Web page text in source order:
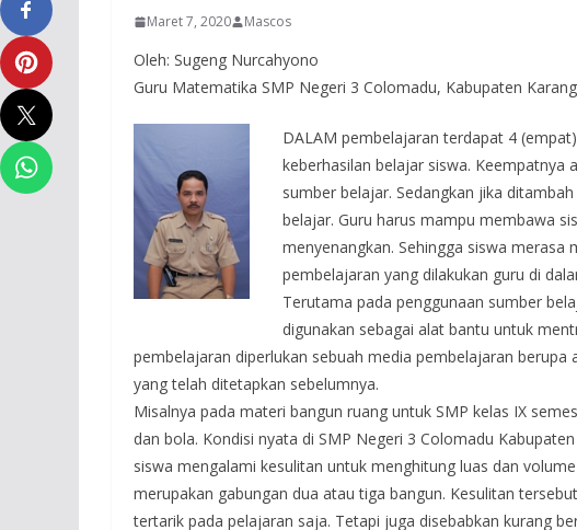
Maret 7, 2020 Mascos
Oleh: Sugeng Nurcahyono
Guru Matematika SMP Negeri 3 Colomadu, Kabupaten
DALAM pembelajaran terdapat 4
keberhasilan belajar siswa. Keempatnya
sumber belajar. Sedangkan jika
belajar. Guru harus mampu membawa
menyenangkan. Sehingga siswa merasa
pembelajaran yang dilakukan guru di
Terutama pada penggunaan sumber
digunakan sebagai alat bantu untuk
pembelajaran diperlukan sebuah media pembelajaran
yang telah ditetapkan sebelumnya.
Misalnya pada materi bangun ruang untuk SMP kelas IX
dan bola. Kondisi nyata di SMP Negeri 3 Colomadu
siswa mengalami kesulitan untuk menghitung luas dan
merupakan gabungan dua atau tiga bangun. Kesulitan
tertarik pada pelajaran saja. Tetapi juga disebabkan kurang